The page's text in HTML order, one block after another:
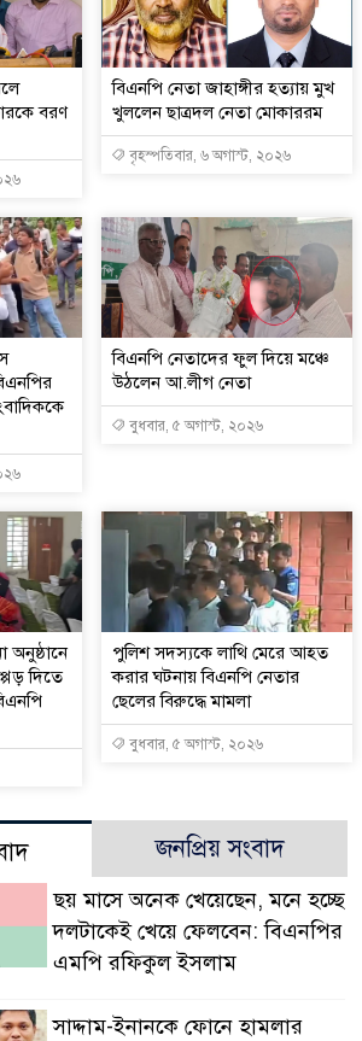
বরণ
বিএনপি নেতা জাহাঙ্গীর হত্যায় মুখ
খুললেন ছাত্রদল নেতা মোকাররম
বৃহস্পতিবার, ৬ অগাস্ট, ২০২৬
বিএনপি নেতাদের ফুল দিয়ে মঞ্চে
উঠলেন আ.লীগ নেতা
বুধবার, ৫ অগাস্ট, ২০২৬
অনুষ্ঠানে
দিতে
পুলিশ সদস্যকে লাথি মেরে আহত
করার ঘটনায় বিএনপি নেতার
ছেলের বিরুদ্ধে মামলা
বুধবার, ৫ অগাস্ট, ২০২৬
জনপ্রিয় সংবাদ
ছয় মাসে অনেক খেয়েছেন, মনে হচ্ছে
দলটাকেই খেয়ে ফেলবেন: বিএনপির
এমপি রফিকুল ইসলাম
সাদ্দাম-ইনানকে ফোনে হামলার